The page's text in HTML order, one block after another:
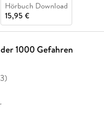
Hörbuch Download
15,95 €
1000 Gefahren
3)